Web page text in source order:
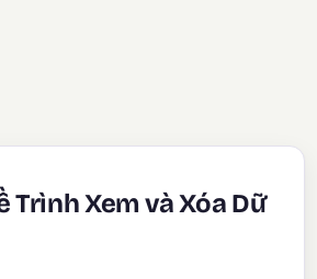
Trình Xem và Xóa Dữ